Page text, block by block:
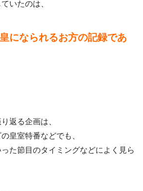
いたのは、
になられるお方の記録であ
返る企画は、
皇室特番などでも、
た節目のタイミングなどによく見ら